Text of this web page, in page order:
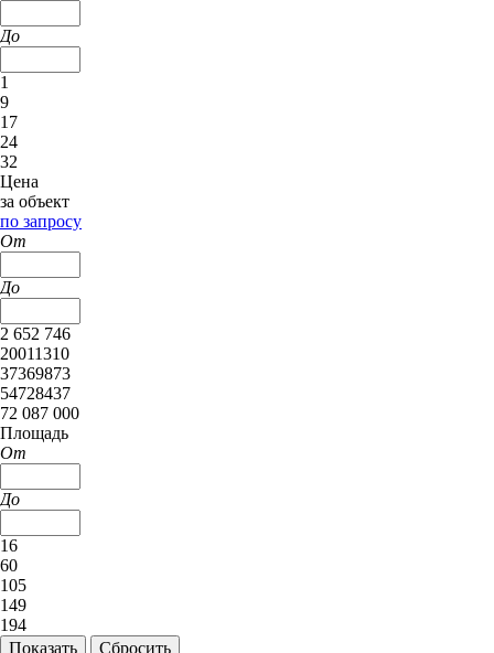
До
1
9
17
24
32
Цена
за объект
по запросу
От
До
2 652 746
20011310
37369873
54728437
72 087 000
Площадь
От
До
16
60
105
149
194